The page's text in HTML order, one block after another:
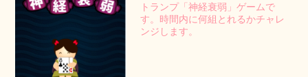
トランプ「神経衰弱」ゲームで
す。時間内に何組とれるかチャレ
ンジします。